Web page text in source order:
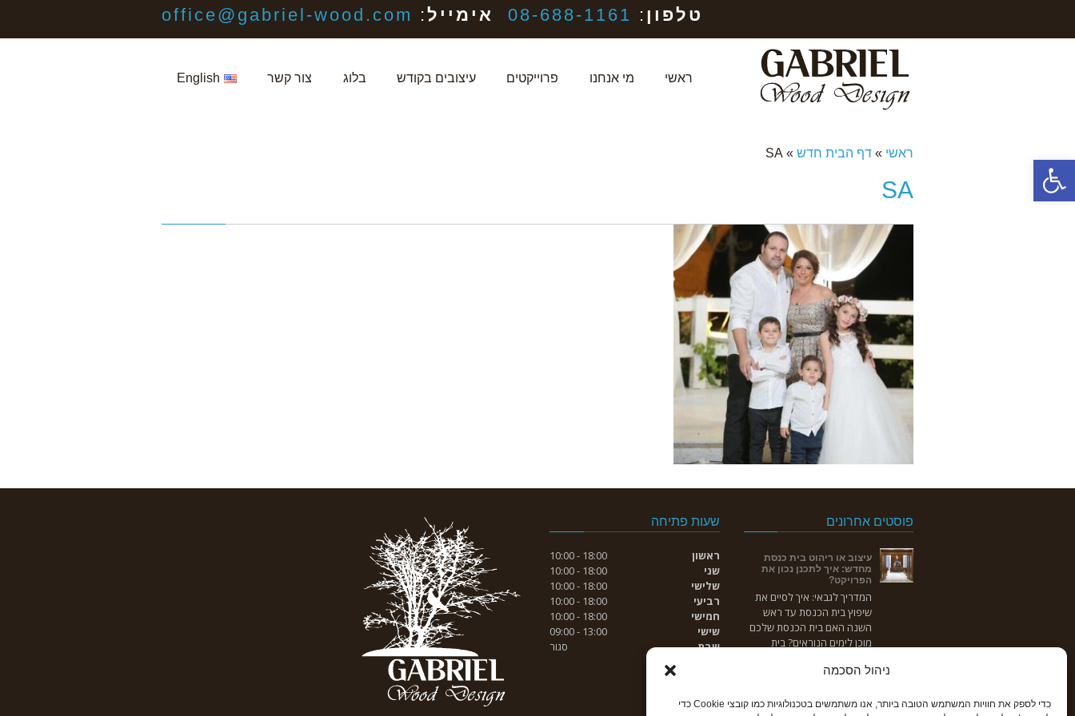
פתח סרגל נגישות
ניהול הסכמה
כדי לספק את חוויות המשתמש הטובה ביותר, אנו משתמשים בטכנולוגיות כמו קובצי Cookie כדי
טלפון :
08-688-1161 אימייל:
office@gabriel-wood.com
ראשי מי אנחנו פרוייקטים עיצובים בקודש בלוג צור קשר English
ראשי » דף הבית חדש »
SA
SA
פוסטים אחרונים
עיצוב או ריהוט בית כנסת
מחדש: איך לתכנן נכון את
הפרויקט?
המדריך לגבאי: איך לסיים את
שיפוץ בית הכנסת עד ראש
השנה האם בית הכנסת שלכם
מוכן לימים הנוראים? בית
מוזיאון ייחודי בבית הכנסת של
שעות פתיחה
ראשון
18:00 - 10:00
שני
18:00 - 10:00
שלישי
18:00 - 10:00
רביעי
18:00 - 10:00
חמישי
18:00 - 10:00
שישי
13:00 - 09:00
שבת
סגור